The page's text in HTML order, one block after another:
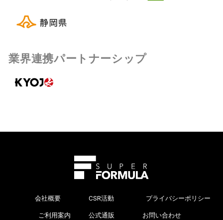
業界連携パートナーシップ
会社概要 CSR活動 プライバシーポリシー
ご利用案内 公式通販 お問い合わせ